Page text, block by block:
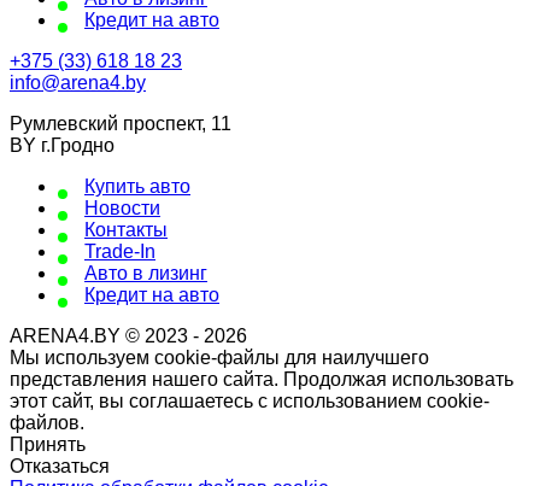
Кредит на авто
+375 (33) 618 18 23
info@arena4.by
Румлевский проспект, 11
BY г.Гродно
Купить авто
Новости
Контакты
Trade-In
Авто в лизинг
Кредит на авто
ARENA4.BY © 2023 - 2026
Мы используем cookie-файлы для наилучшего
представления нашего сайта. Продолжая использовать
этот сайт, вы соглашаетесь с использованием cookie-
файлов.
Принять
Отказаться